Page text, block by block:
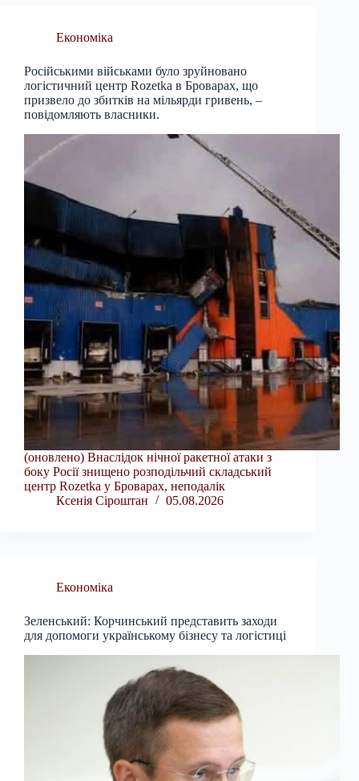
Економіка
Російськими військами було зруйновано
логістичний центр Rozetka в Броварах, що
призвело до збитків на мільярди гривень, –
повідомляють власники.
(оновлено) Внаслідок нічної ракетної атаки з
боку Росії знищено розподільчий складський
центр Rozetka у Броварах, неподалік
Ксенія Сіроштан
05.08.2026
Економіка
Зеленський: Корчинський представить заходи
для допомоги українському бізнесу та логістиці